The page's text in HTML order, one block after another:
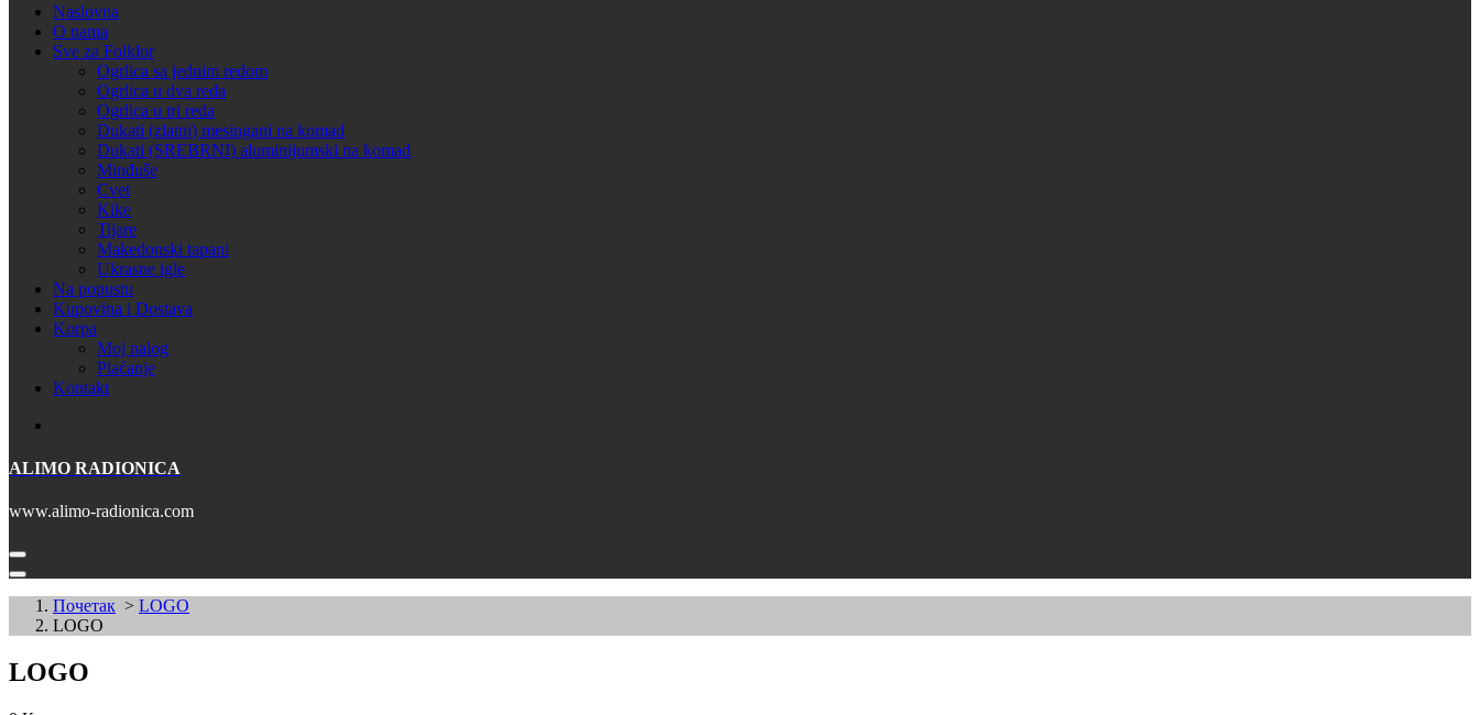
Naslovna
O nama
Sve za Folklor
Ogrlica sa jednim redom
Ogrlica u dva reda
Ogrlica u tri reda
Dukati (zlatni) mesingani na komad
Dukati (SREBRNI) aluminijumski na komad
Minđuše
Cvet
Kike
Tijare
Makedonski tapani
Ukrasne igle
Na popustu
Kupovina i Dostava
Korpa
Moj nalog
Plaćanje
Kontakt
ALIMO RADIONICA
www.alimo-radionica.com
Почетак > LOGO
LOGO
LOGO